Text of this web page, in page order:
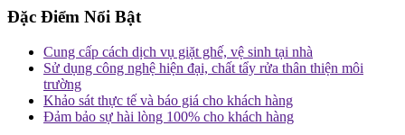
Đặc Điểm Nổi Bật
Cung cấp cách dịch vụ giặt ghế, vệ sinh tại nhà
Sử dụng công nghệ hiện đại, chất tẩy rửa thân thiện môi
trường
Khảo sát thực tế và báo giá cho khách hàng
Đảm bảo sự hài lòng 100% cho khách hàng